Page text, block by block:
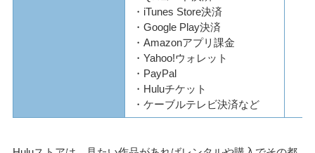
・iTunes Store決済
・Google Play決済
・Amazonアプリ課金
・Yahoo!ウォレット
・PayPal
・Huluチケット
・ケーブルテレビ決済など